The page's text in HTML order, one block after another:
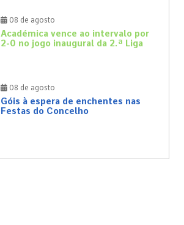
08 de agosto
Académica vence ao intervalo por
2-0 no jogo inaugural da 2.ª Liga
08 de agosto
Góis à espera de enchentes nas
Festas do Concelho